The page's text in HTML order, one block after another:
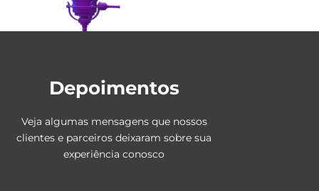
Depoimentos
Veja algumas mensagens que nossos
clientes e parceiros deixaram sobre sua
experiência conosco